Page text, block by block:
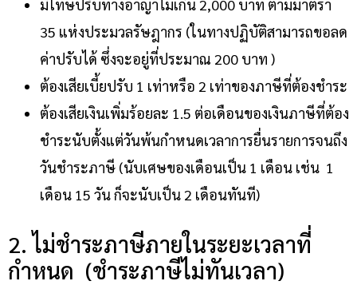
มีโทษปรับทางอาญาไม่เกิน 2,000 บาท ตามมาตรา
35 แห่งประมวลรัษฎากร (ในทางปฏิบัติสามารถขอลด
ค่าปรับได้ ซึ่งจะอยู่ที่ประมาณ 200 บาท )
ต้องเสียเบี้ยปรับ 1 เท่าหรือ 2 เท่าของภาษีที่ต้องชำระ
ต้องเสียเงินเพิ่มร้อยละ 1.5 ต่อเดือนของเงินภาษีที่ต้อง
ชำระนับตั้งแต่วันพ้นกำหนดเวลาการยื่นรายการจนถึง
วันชำระภาษี (นับเศษของเดือนเป็น 1 เดือน เช่น 1
เดือน 15 วัน ก็จะนับเป็น 2 เดือนทันที)
2. ไม่ชำระภาษีภายในระยะเวลาที่
กำหนด (ชำระภาษีไม่ทันเวลา)